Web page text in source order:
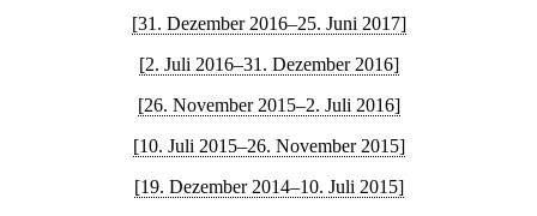
[31. Dezember 2016–25. Juni 2017]
[2. Juli 2016–31. Dezember 2016]
[26. November 2015–2. Juli 2016]
[10. Juli 2015–26. November 2015]
[19. Dezember 2014–10. Juli 2015]